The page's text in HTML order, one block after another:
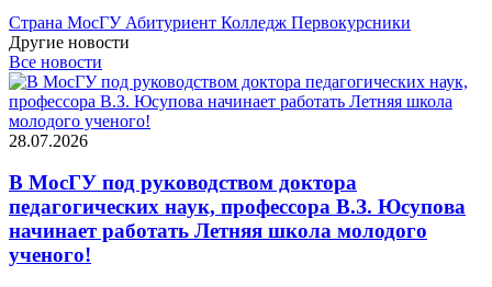
Страна МосГУ Абитуриент Колледж Первокурсники
Другие новости
Все новости
28.07.2026
В МосГУ под руководством доктора
педагогических наук, профессора В.З. Юсупова
начинает работать Летняя школа молодого
ученого!